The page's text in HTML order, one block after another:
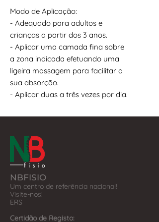
Modo de Aplicação:
- Adequado para adultos e
crianças a partir dos 3 anos.
- Aplicar uma camada fina sobre
a zona indicada efetuando uma
ligeira massagem para facilitar a
sua absorção.
- Aplicar duas a três vezes por dia.
NBFISIO
Um centro de referência nacional!
Visite-nos!
​ERS
Certidão de Registo: